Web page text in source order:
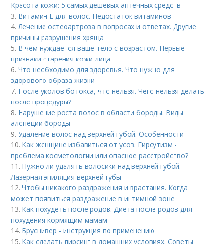
Красота кожи: 5 самых дешевых аптечных средств
3. Витамин Е для волос. Недостаток витаминов
4.Лечение остеоартроза в вопросах и ответах. Другие
причины разрушения хряща
5. В чем нуждается ваше тело с возрастом. Первые
признаки старения кожи лица
6.Что необходимо для здоровья. Что нужно для
здорового образа жизни
7. После уколов ботокса, что нельзя. Чего нельзя делать
после процедуры?
8. Нарушение роста волос в области бороды. Виды
алопеции бороды
9.Удаление волос над верхней губой. Особенности
10. Как женщине избавиться от усов. Гирсутизм -
проблема косметологии или опасное расстройство?
11. Нужно ли удалять волосики над верхней губой.
Лазерная эпиляция верхней губы
12.Чтобы никакого раздражения и врастания. Когда
может появиться раздражение в интимной зоне
13. Как похудеть после родов. Диета после родов для
похудения кормящим мамам
14. Бруснивер - инструкция по применению
15. Как сделать пирсинг в домашних условиях. Советы